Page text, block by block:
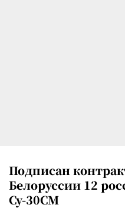
Подписан
Белоруссии 12
Су-30СМ